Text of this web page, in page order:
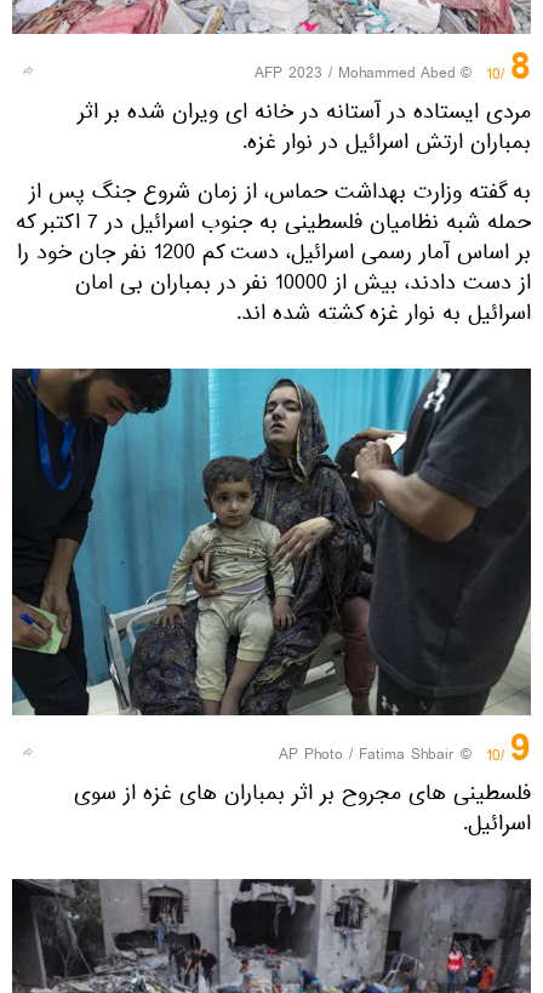
8
/10
© AFP 2023 / Mohammed Abed
مردی ایستاده در آستانه در خانه ای ویران شده بر اثر
بمباران ارتش اسرائیل در نوار غزه.
به گفته وزارت بهداشت حماس، از زمان شروع جنگ پس از
حمله شبه نظامیان فلسطینی به جنوب اسرائیل در 7 اکتبر که
بر اساس آمار رسمی اسرائیل، دست کم 1200 نفر جان خود را
از دست دادند، بیش از 10000 نفر در بمباران بی امان
اسرائیل به نوار غزه کشته شده اند.
9
/10
© AP Photo / Fatima Shbair
فلسطینی های مجروح بر اثر بمباران های غزه از سوی
اسرائیل.